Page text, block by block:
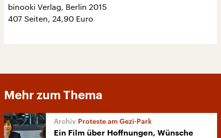
binooki Verlag, Berlin 2015
407 Seiten, 24,90 Euro
Mehr zum Thema
Proteste am Gezi-Park
Ein Film über Hoffnungen, Wünsche